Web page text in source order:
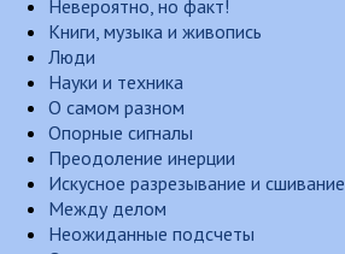
Невероятно, но факт!
Книги, музыка и живопись
Люди
Науки и техника
О самом разном
Опорные сигналы
Преодоление инерции
Искусное разрезывание и сшивание
Между делом
Неожиданные подсчеты